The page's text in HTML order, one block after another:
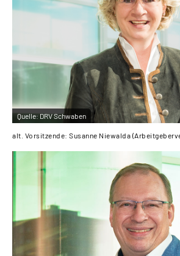
Inhalte in Gebärdensprache (DGS)
Leichte Sprache
Suche
Quelle:DRV Schwaben
alt. Vorsitzende: Susanne Niewalda